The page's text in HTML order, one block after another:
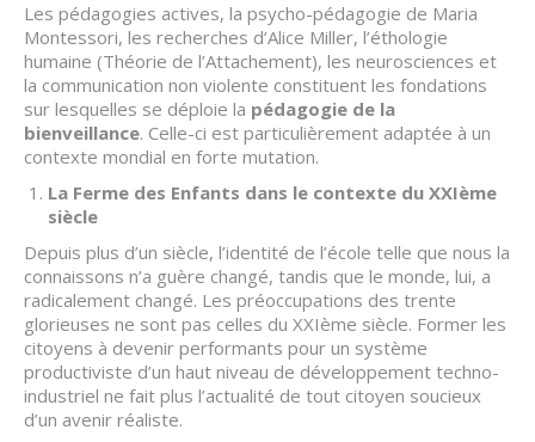
Les pédagogies actives, la psycho-pédagogie de Maria
Montessori, les recherches d’Alice Miller, l’éthologie
humaine (Théorie de l’Attachement), les neurosciences et
la communication non violente constituent les fondations
sur lesquelles se déploie la pédagogie de la
bienveillance. Celle-ci est particulièrement adaptée à un
contexte mondial en forte mutation.
La Ferme des Enfants dans le contexte du XXIème
siècle
Depuis plus d’un siècle, l’identité de l’école telle que nous la
connaissons n’a guère changé, tandis que le monde, lui, a
radicalement changé. Les préoccupations des trente
glorieuses ne sont pas celles du XXIème siècle. Former les
citoyens à devenir performants pour un système
productiviste d’un haut niveau de développement techno-
industriel ne fait plus l’actualité de tout citoyen soucieux
d’un avenir réaliste.